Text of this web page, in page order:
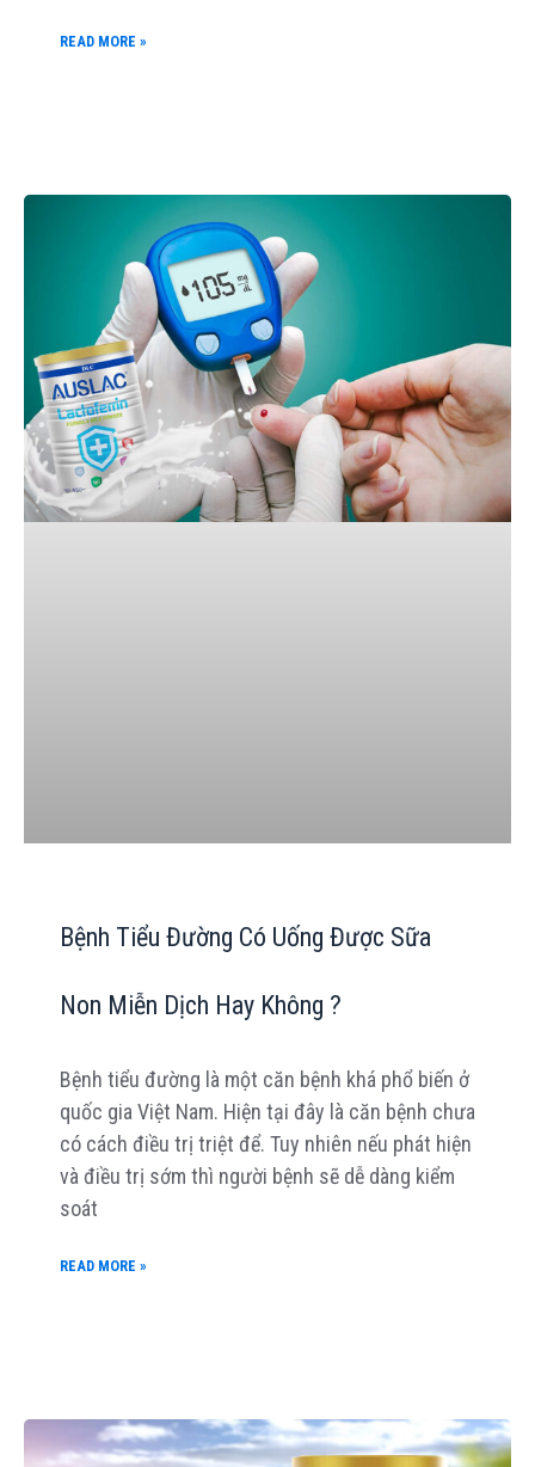
READ MORE »
Bệnh Tiểu Đường Có Uống Được Sữa
Non Miễn Dịch Hay Không ?
Bệnh tiểu đường là một căn bệnh khá phổ biến ở
quốc gia Việt Nam. Hiện tại đây là căn bệnh chưa
có cách điều trị triệt để. Tuy nhiên nếu phát hiện
và điều trị sớm thì người bệnh sẽ dễ dàng kiểm
soát
READ MORE »